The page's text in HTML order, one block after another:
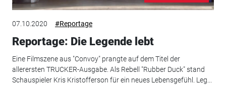
07.10.2020 #Reportage
Reportage: Die Legende lebt
Eine Filmszene aus "Convoy" prangte auf dem Titel der
allerersten TRUCKER-Ausgabe. Als Rebell "Rubber Duck" stand
Schauspieler Kris Kristofferson für ein neues Lebensgefühl. Leg...